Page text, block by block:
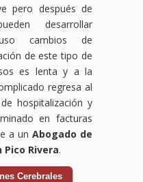
pero después de
desarrollar
cambios de
de este tipo de
es lenta y a la
regresa al
hospitalización y
en facturas
a un Abogado de
Pico Rivera.
Cerebrales